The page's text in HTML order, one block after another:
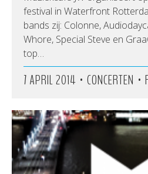
festival in Waterfront
bands zij: Colonne,
Whore, Special Steve en
top…
7 APRIL 2014 • CONCERTEN •